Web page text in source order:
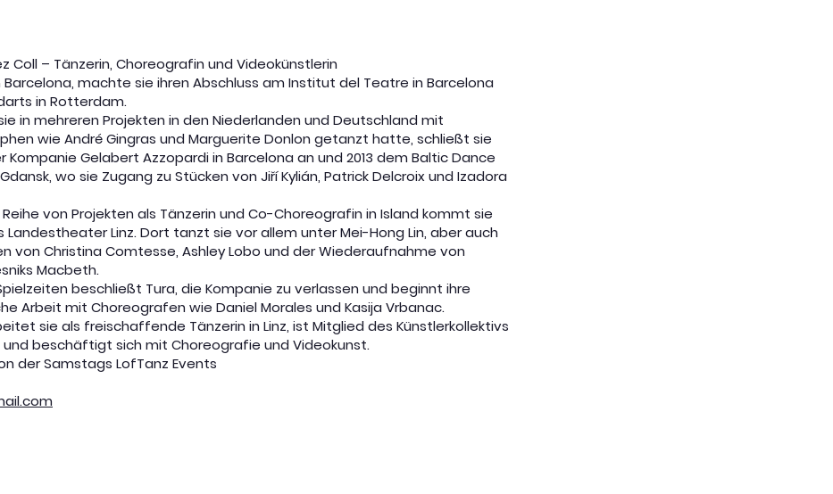
Coll – Tänzerin, Choreografin und Videokünstlerin
Barcelona, machte sie ihren Abschluss am Institut del Teatre in Barcelona
in Rotterdam.
in mehreren Projekten in den Niederlanden und Deutschland mit
wie André Gingras und Marguerite Donlon getanzt hatte, schließt sie
Kompanie Gelabert Azzopardi in Barcelona an und 2013 dem Baltic Dance
wo sie Zugang zu Stücken von Jiří Kylián, Patrick Delcroix und Izadora
von Projekten als Tänzerin und Co-Choreografin in Island kommt sie
Landestheater Linz. Dort tanzt sie vor allem unter Mei-Hong Lin, aber auch
von Christina Comtesse, Ashley Lobo und der Wiederaufnahme von
Macbeth.
beschließt Tura, die Kompanie zu verlassen und beginnt ihre
Arbeit mit Choreografen wie Daniel Morales und Kasija Vrbanac.
sie als freischaffende Tänzerin in Linz, ist Mitglied des Künstlerkollektivs
und beschäftigt sich mit Choreografie und Videokunst.
der Samstags LofTanz Events